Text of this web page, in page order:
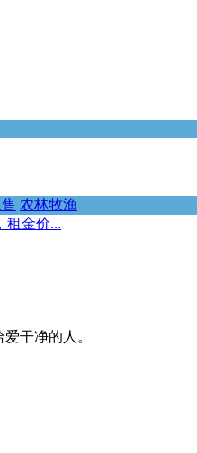
农林牧渔
租金价...
干净的人。